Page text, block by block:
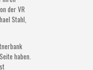
der VR
Stahl,
haben.